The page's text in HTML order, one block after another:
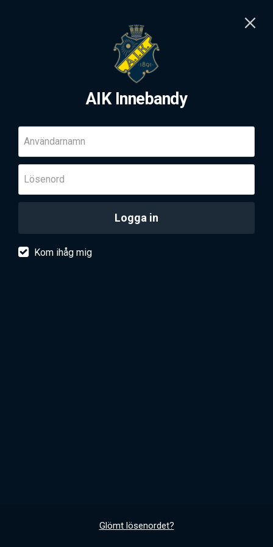
AIK Innebandy
Användarnamn
Lösenord
Logga in
Kom ihåg mig
Glömt lösenordet?